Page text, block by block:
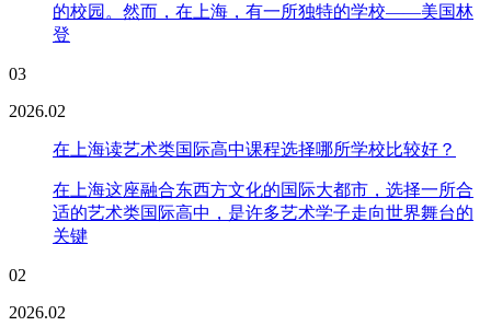
的校园。然而，在上海，有一所独特的学校——美国林
登
03
2026.02
在上海读艺术类国际高中课程选择哪所学校比较好？
在上海这座融合东西方文化的国际大都市，选择一所合
适的艺术类国际高中，是许多艺术学子走向世界舞台的
关键
02
2026.02